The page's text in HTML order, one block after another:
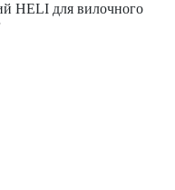
HELI для вилочного